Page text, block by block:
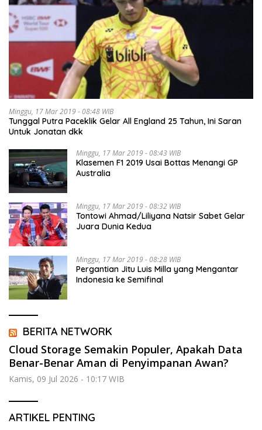
Minggu, 17 Mar 2019 - 08:48 WIB
Tunggal Putra Paceklik Gelar All England 25 Tahun, Ini Saran
Untuk Jonatan dkk
Minggu, 17 Mar 2019 - 08:43 WIB
Klasemen F1 2019 Usai Bottas Menangi GP
Australia
Minggu, 17 Mar 2019 - 08:32 WIB
Tontowi Ahmad/Liliyana Natsir Sabet Gelar
Juara Dunia Kedua
Minggu, 17 Mar 2019 - 08:28 WIB
Pergantian Jitu Luis Milla yang Mengantar
Indonesia ke Semifinal
BERITA NETWORK
Cloud Storage Semakin Populer, Apakah Data
Benar-Benar Aman di Penyimpanan Awan?
Kamis, 09 Jul 2026 - 10:17 WIB
ARTIKEL PENTING